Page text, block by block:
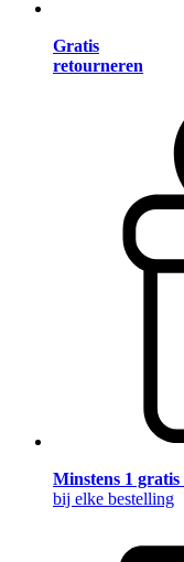
Gratis
retourneren
Minstens 1 gratis
bij elke bestelling